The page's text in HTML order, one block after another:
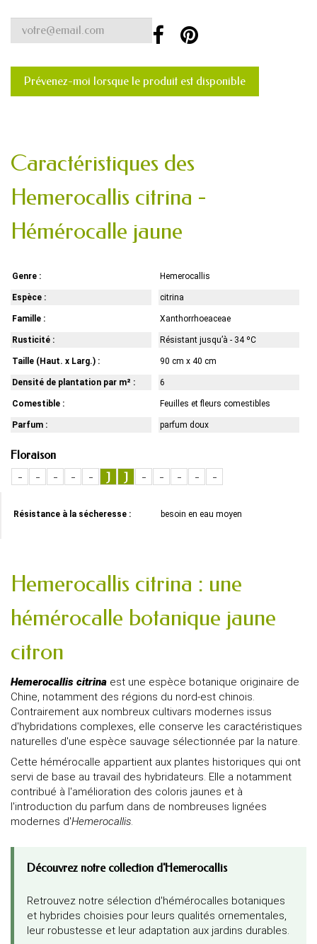
Prévenez-moi lorsque le produit est disponible
Caractéristiques des
Hemerocallis citrina -
Hémérocalle jaune
Genre : Hemerocallis
Espèce : citrina
Famille : Xanthorrhoeaceae
Rusticité : Résistant jusqu’à - 34 ºC
Taille (Haut. x Larg.) : 90 cm x 40 cm
Densité de plantation par m² : 6
Comestible : Feuilles et fleurs comestibles
Parfum : parfum doux
Floraison
-
- - - - J J - - - - -
Résistance à la sécheresse : besoin en eau moyen
Hemerocallis citrina : une
hémérocalle botanique jaune
citron
Hemerocallis citrina est une espèce botanique originaire de
Chine, notamment des régions du nord-est chinois.
Contrairement aux nombreux cultivars modernes issus
d'hybridations complexes, elle conserve les caractéristiques
naturelles d'une espèce sauvage sélectionnée par la nature.
Cette hémérocalle appartient aux plantes historiques qui ont
servi de base au travail des hybridateurs. Elle a notamment
contribué à l'amélioration des coloris jaunes et à
l'introduction du parfum dans de nombreuses lignées
modernes d'Hemerocallis.
Découvrez notre collection d'Hemerocallis
Retrouvez notre sélection d'hémérocalles botaniques
et hybrides choisies pour leurs qualités ornementales,
leur robustesse et leur adaptation aux jardins durables.